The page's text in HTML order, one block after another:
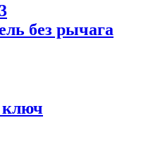
без рычага
ключ